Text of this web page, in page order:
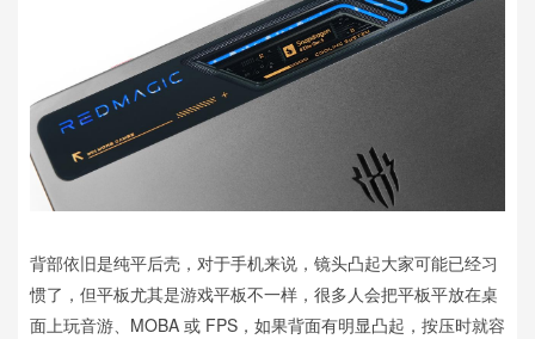
背部依旧是纯平后壳，对于手机来说，镜头凸起大家可能已经习
惯了，但平板尤其是游戏平板不一样，很多人会把平板平放在桌
面上玩音游、MOBA 或 FPS，如果背面有明显凸起，按压时就容